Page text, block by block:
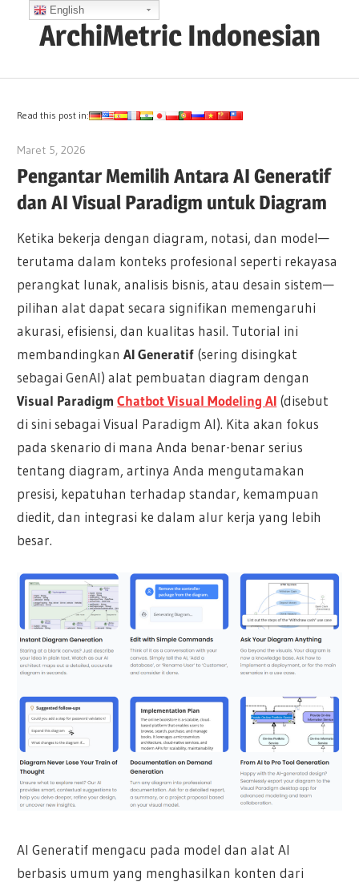
ArchiMetric Indonesian
Ops,
and
More
Read this post in:
Maret 5, 2026
Pengantar Memilih Antara AI Generatif
dan AI Visual Paradigm untuk Diagram
Ketika bekerja dengan diagram, notasi, dan model—
terutama dalam konteks profesional seperti rekayasa
perangkat lunak, analisis bisnis, atau desain sistem—
pilihan alat dapat secara signifikan memengaruhi
akurasi, efisiensi, dan kualitas hasil. Tutorial ini
membandingkanAI Generatif (sering disingkat
sebagai GenAI) alat pembuatan diagram dengan
Visual ParadigmChatbot Visual Modeling AI (disebut
di sini sebagai Visual Paradigm AI). Kita akan fokus
pada skenario di mana Anda benar-benar serius
tentang diagram, artinya Anda mengutamakan
presisi, kepatuhan terhadap standar, kemampuan
diedit, dan integrasi ke dalam alur kerja yang lebih
besar.
AI Generatif mengacu pada model dan alat AI
berbasis umum yang menghasilkan konten dari
English